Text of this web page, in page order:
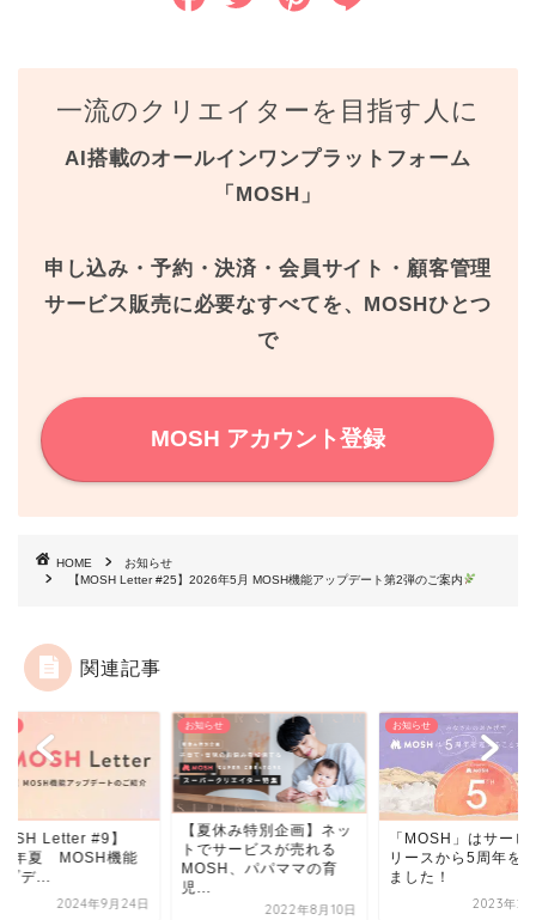
e
b
k
t
t
t
s
e
一流のクリエイターを目指す人に
AI搭載のオールインワンプラットフォーム
「MOSH」
申し込み・予約・決済・会員サイト・顧客管理
サービス販売に必要なすべてを、MOSHひとつ
で
MOSH アカウント登録
HOME
お知らせ
【MOSH Letter #25】2026年5月 MOSH機能アップデート第2弾のご案内
関連記事
Letter #9】
年夏 MOSH機能
デ...
2024年9月24日
お知らせ
【夏休み特別企画】ネッ
トでサービスが売れる
MOSH、パパママの育
児...
2022年8月10日
お知らせ
「MOSH」はサービ
リースから5周年を
ました！
2023年2